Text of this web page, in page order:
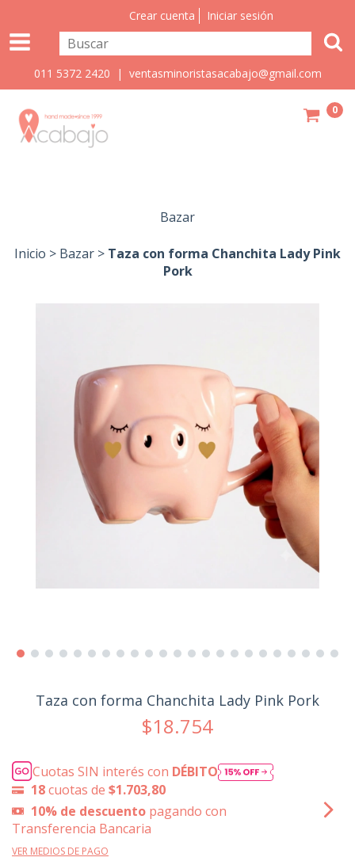
Crear cuenta Iniciar sesión
011 5372 2420 | ventasminoristasacabajo@gmail.com
0
Bazar
Inicio > Bazar > Taza con forma Chanchita Lady Pink
Pork
Taza con forma Chanchita Lady Pink Pork
$18.754
Cuotas SIN interés con DÉBITO
18cuotas de $1.703,80
10% de descuento pagando con
Transferencia Bancaria
VER MEDIOS DE PAGO